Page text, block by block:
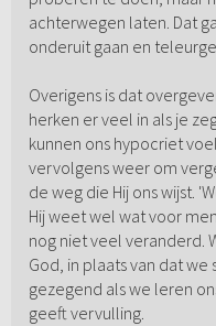
achterwegen laten. Dat
onderuit gaan en
Overigens is dat
herken er veel in als je
kunnen ons hypocriet
vervolgens weer om
de weg die Hij ons wijst.
Hij weet wel wat voor
nog niet veel veranderd.
God, in plaats van dat we
gezegend als we leren
geeft vervulling.